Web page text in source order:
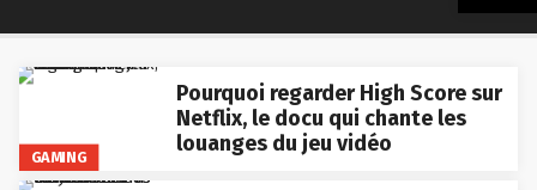
GAMING
Pourquoi regarder High Score sur
Netflix, le docu qui chante les
louanges du jeu vidéo